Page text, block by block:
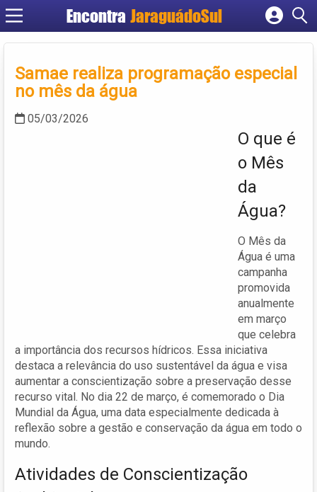
Encontra JaraguádoSul
Cadastrar empresa
Criar conta
Samae realiza programação especial
no mês da água
05/03/2026
O que é
o Mês
da
Água?
O Mês da
Água é uma
campanha
promovida
anualmente
em março
que celebra
a importância dos recursos hídricos. Essa iniciativa
destaca a relevância do uso sustentável da água e visa
aumentar a conscientização sobre a preservação desse
recurso vital. No dia 22 de março, é comemorado o Dia
Mundial da Água, uma data especialmente dedicada à
reflexão sobre a gestão e conservação da água em todo o
mundo.
Atividades de Conscientização